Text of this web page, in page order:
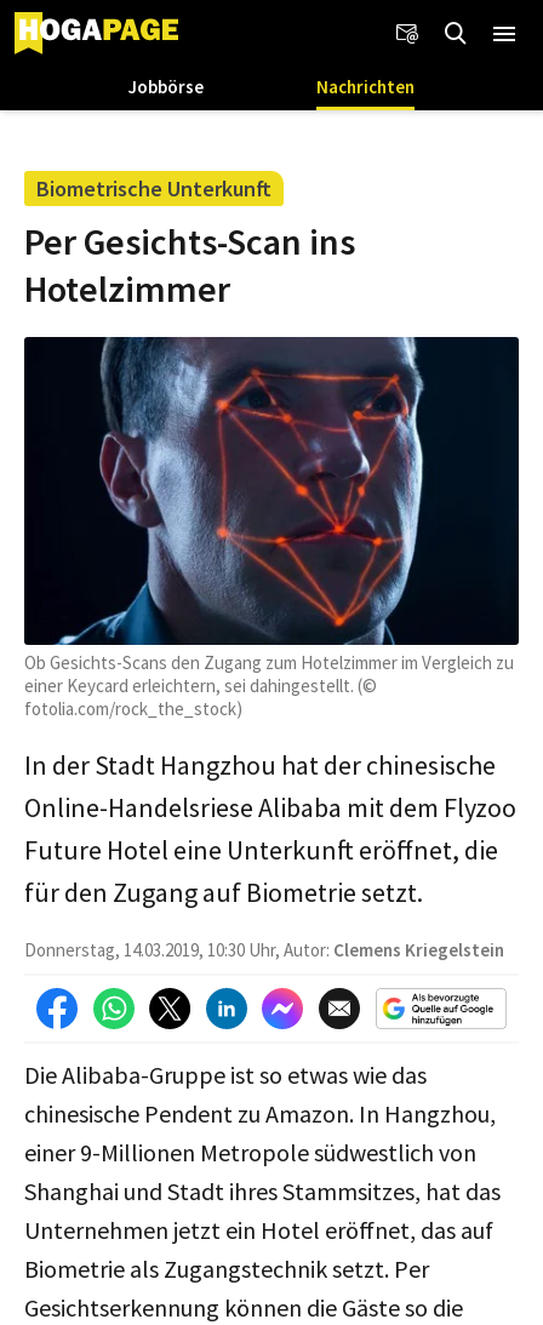
Jobbörse Nachrichten
Biometrische Unterkunft
Per Gesichts-Scan ins
Hotelzimmer
Ob Gesichts-Scans den Zugang zum Hotelzimmer im Vergleich zu
einer Keycard erleichtern, sei dahingestellt. (©
fotolia.com/rock_the_stock)
In der Stadt Hangzhou hat der chinesische
Online-Handelsriese Alibaba mit dem Flyzoo
Future Hotel eine Unterkunft eröffnet, die
für den Zugang auf Biometrie setzt.
Donnerstag, 14.03.2019, 10:30 Uhr, Autor: Clemens Kriegelstein
Die Alibaba-Gruppe ist so etwas wie das
chinesische Pendent zu Amazon. In Hangzhou,
einer 9-Millionen Metropole südwestlich von
Shanghai und Stadt ihres Stammsitzes, hat das
Unternehmen jetzt ein Hotel eröffnet, das auf
Biometrie als Zugangstechnik setzt. Per
Gesichtserkennung können die Gäste so die